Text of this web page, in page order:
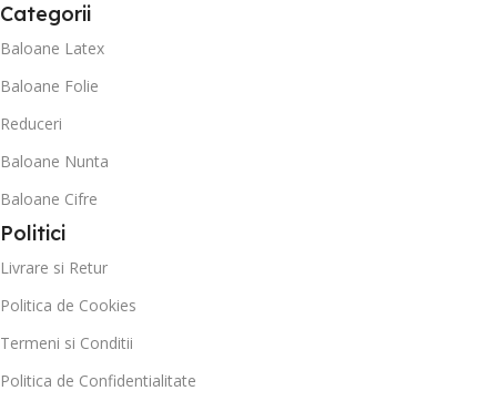
Categorii
Baloane Latex
Baloane Folie
Reduceri
Baloane Nunta
Baloane Cifre
Politici
Livrare si Retur
Politica de Cookies
Termeni si Conditii
Politica de Confidentialitate